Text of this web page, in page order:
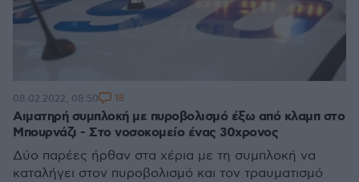
Αιματηρή συμπλοκή με πυροβολισμό έξω από κλαμπ στο
Μπουρνάζι - Στο νοσοκομείο ένας 30χρονος
Δύο παρέες ήρθαν στα χέρια με τη συμπλοκή να
καταλήγει στον πυροβολισμό και τον τραυματισμό
08.02.2022, 08:50 18